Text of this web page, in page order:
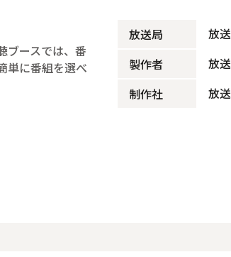
ブースでは、番
単に番組を選べ
放送局
放
製作者
放
制作社
放